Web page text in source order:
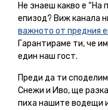
Не знаеш какво е “На
епизод? Виж канала
важното от предния
Гарантираме ти, че
един наш гост.
Преди да ти
Снежи и Иво, ще
пиха нашите водещи